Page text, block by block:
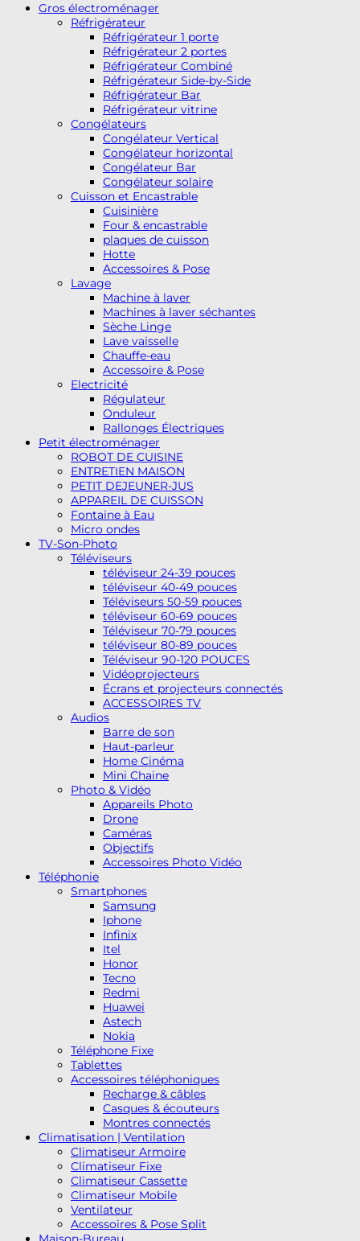
Gros électroménager
Réfrigérateur
Réfrigérateur 1 porte
Réfrigérateur 2 portes
Réfrigérateur Combiné
Réfrigérateur Side-by-Side
Réfrigérateur Bar
Réfrigérateur vitrine
Congélateurs
Congélateur Vertical
Congélateur horizontal
Congélateur Bar
Congélateur solaire
Cuisson et Encastrable
Cuisinière
Four & encastrable
plaques de cuisson
Hotte
Accessoires & Pose
Lavage
Machine à laver
Machines à laver séchantes
Sèche Linge
Lave vaisselle
Chauffe-eau
Accessoire & Pose
Electricité
Régulateur
Onduleur
Rallonges Électriques
Petit électroménager
ROBOT DE CUISINE
ENTRETIEN MAISON
PETIT DEJEUNER-JUS
APPAREIL DE CUISSON
Fontaine à Eau
Micro ondes
TV-Son-Photo
Téléviseurs
téléviseur 24-39 pouces
téléviseur 40-49 pouces
Téléviseurs 50-59 pouces
téléviseur 60-69 pouces
Téléviseur 70-79 pouces
téléviseur 80-89 pouces
Téléviseur 90-120 POUCES
Vidéoprojecteurs
Écrans et projecteurs connectés
ACCESSOIRES TV
Audios
Barre de son
Haut-parleur
Home Cinéma
Mini Chaine
Photo & Vidéo
Appareils Photo
Drone
Caméras
Objectifs
Accessoires Photo Vidéo
Téléphonie
Smartphones
Samsung
Iphone
Infinix
Itel
Honor
Tecno
Redmi
Huawei
Astech
Nokia
Téléphone Fixe
Tablettes
Accessoires téléphoniques
Recharge & câbles
Casques & écouteurs
Montres connectés
Climatisation | Ventilation
Climatiseur Armoire
Climatiseur Fixe
Climatiseur Cassette
Climatiseur Mobile
Ventilateur
Accessoires & Pose Split